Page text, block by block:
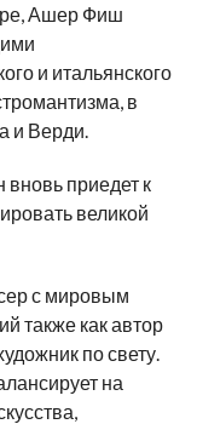
Ашер Фиш
и итальянского
в
и Верди.
приедет к
великой
с мировым
также как автор
по свету.
на